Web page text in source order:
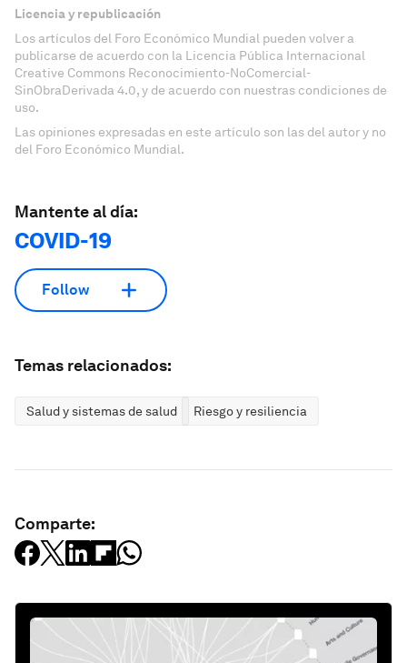
Licencia y republicación
Los artículos del Foro Económico Mundial pueden volver a
publicarse de acuerdo con la Licencia Pública Internacional
Creative Commons Reconocimiento-NoComercial-
SinObraDerivada 4.0, y de acuerdo con nuestras condiciones de
uso.
Las opiniones expresadas en este artículo son las del autor y no
del Foro Económico Mundial.
Mantente al día:
COVID-19
Follow
Temas relacionados:
Salud y sistemas de salud Riesgo y resiliencia
Comparte: